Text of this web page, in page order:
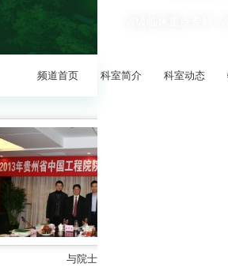
频道首页 科室简介 科室动态
与院士合影